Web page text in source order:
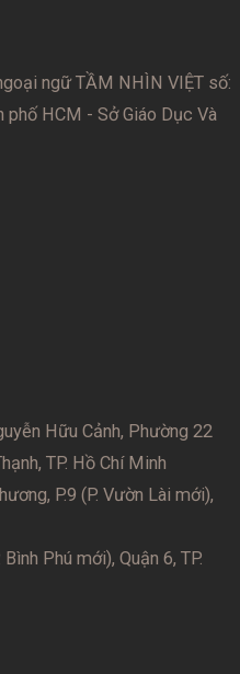
ngữ TẦM NHÌN VIỆT số:
phố HCM - Sở Giáo Dục Và
Hữu Cảnh, Phường 22
TP. Hồ Chí Minh
P.9 (P. Vườn Lài mới),
Phú mới), Quận 6, TP.